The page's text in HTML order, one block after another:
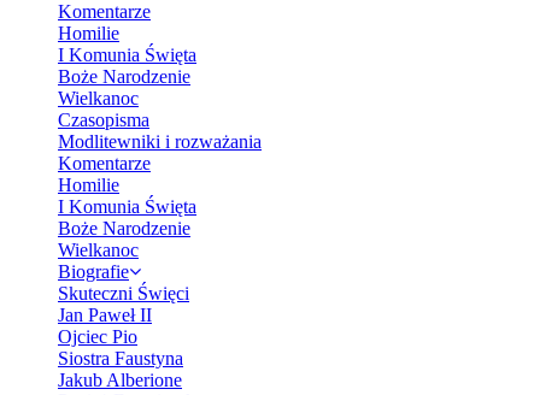
Komentarze
Homilie
I Komunia Święta
Boże Narodzenie
Wielkanoc
Czasopisma
Modlitewniki i rozważania
Komentarze
Homilie
I Komunia Święta
Boże Narodzenie
Wielkanoc
Biografie
Skuteczni Święci
Jan Paweł II
Ojciec Pio
Siostra Faustyna
Jakub Alberione